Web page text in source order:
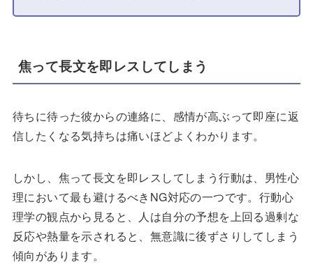
焦って長文を即レスしてしまう
待ちに待った彼からの連絡に、感情が高ぶって即座に返
信したくなる気持ちは痛いほどよくわかります。
しかし、焦って長文を即レスしてしまう行動は、男性心
理において最も避けるべきNG対応の一つです。行動心
理学の観点から見ると、人は自分の予想を上回る過剰な
反応や熱量を示されると、無意識に後ずさりしてしまう
傾向があります。